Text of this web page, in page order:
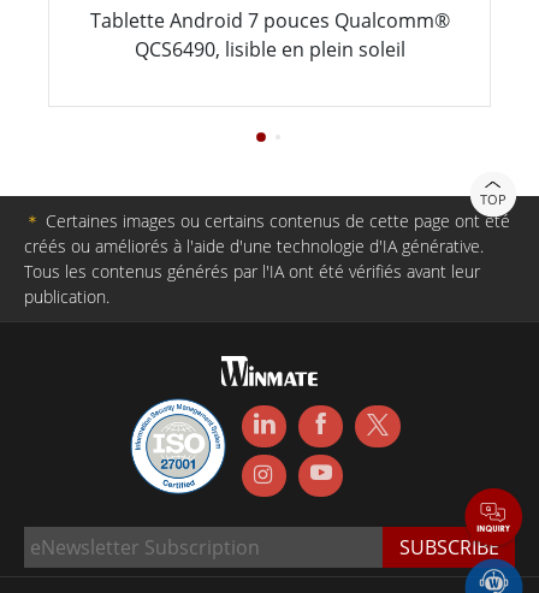
Tablette Android 7 pouces Qualcomm®
QCS6490, lisible en plein soleil
TOP
＊ Certaines images ou certains contenus de cette page ont été
créés ou améliorés à l'aide d'une technologie d'IA générative.
Tous les contenus générés par l'IA ont été vérifiés avant leur
publication.